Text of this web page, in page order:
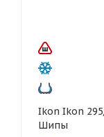
Ikon Ikon 295/40 R22 Autograph Ice 10 SUV 112T
Шипы